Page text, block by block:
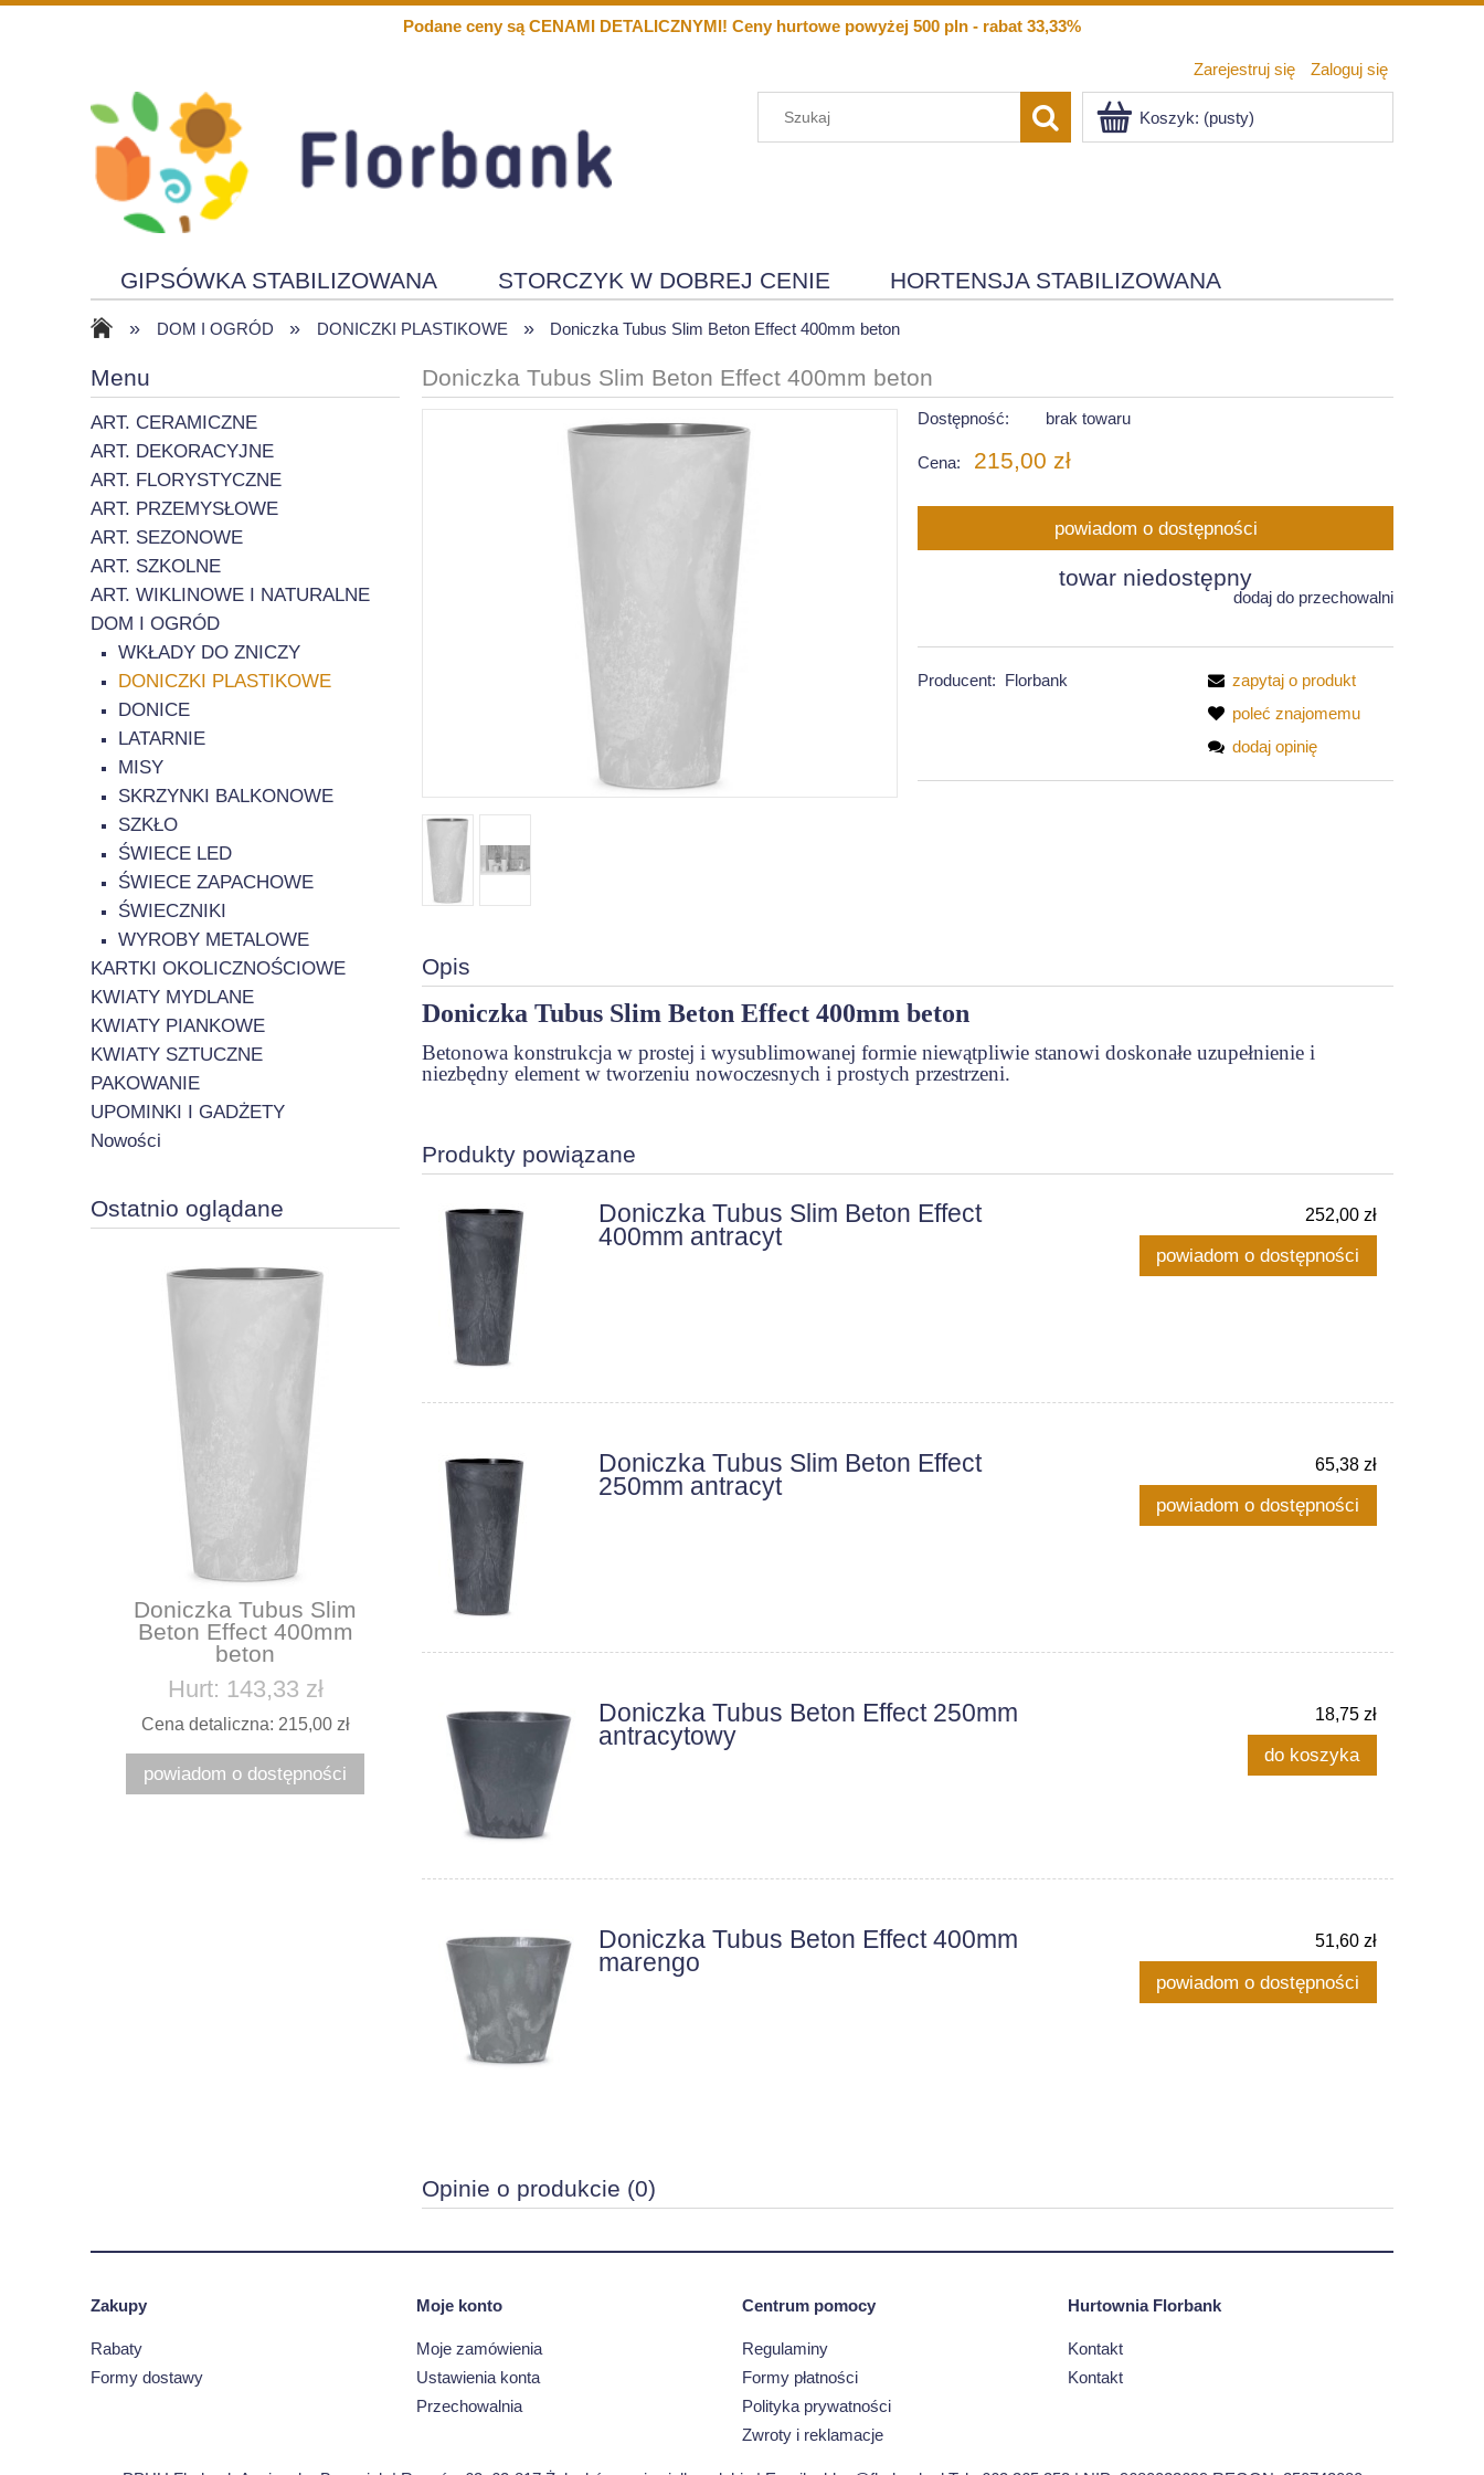
Podane ceny są CENAMI DETALICZNYMI! Ceny hurtowe powyżej 500 pln - rabat 33,33%
Zarejestruj się Zaloguj się
Koszyk: (pusty)
GIPSÓWKA STABILIZOWANA STORCZYK W DOBREJ CENIE HORTENSJA STABILIZOWANA
KWIATY PIANKOWE SOLARY Menu Nowości
» DOM I OGRÓD » DONICZKI PLASTIKOWE » Doniczka Tubus Slim Beton Effect 400mm beton
Menu
ART. CERAMICZNE
ART. DEKORACYJNE
ART. FLORYSTYCZNE
ART. PRZEMYSŁOWE
ART. SEZONOWE
ART. SZKOLNE
ART. WIKLINOWE I NATURALNE
DOM I OGRÓD
WKŁADY DO ZNICZY
DONICZKI PLASTIKOWE
DONICE
LATARNIE
MISY
SKRZYNKI BALKONOWE
SZKŁO
ŚWIECE LED
ŚWIECE ZAPACHOWE
ŚWIECZNIKI
WYROBY METALOWE
KARTKI OKOLICZNOŚCIOWE
KWIATY MYDLANE
KWIATY PIANKOWE
KWIATY SZTUCZNE
PAKOWANIE
UPOMINKI I GADŻETY
Nowości
Ostatnio oglądane
Doniczka Tubus Slim
Beton Effect 400mm
beton
Hurt: 143,33 zł
Cena detaliczna: 215,00 zł
powiadom o dostępności
Doniczka Tubus Slim Beton Effect 400mm beton
Dostępność: brak towaru
Cena: 215,00 zł
powiadom o dostępności
towar niedostępny
dodaj do przechowalni
Producent: Florbank
zapytaj o produkt
poleć znajomemu
dodaj opinię
Opis
Doniczka Tubus Slim Beton Effect 400mm beton
Betonowa konstrukcja w prostej i wysublimowanej formie niewątpliwie stanowi doskonałe uzupełnienie i
niezbędny element w tworzeniu nowoczesnych i prostych przestrzeni.
Produkty powiązane
Doniczka Tubus Slim Beton Effect
400mm antracyt
252,00 zł
powiadom o dostępności
Doniczka Tubus Slim Beton Effect
250mm antracyt
65,38 zł
powiadom o dostępności
Doniczka Tubus Beton Effect 250mm
antracytowy
18,75 zł
do koszyka
Doniczka Tubus Beton Effect 400mm
marengo
51,60 zł
powiadom o dostępności
Opinie o produkcie (0)
Zakupy
Rabaty
Formy dostawy
Moje konto
Moje zamówienia
Ustawienia konta
Przechowalnia
Centrum pomocy
Regulaminy
Formy płatności
Polityka prywatności
Zwroty i reklamacje
Hurtownia Florbank
Kontakt
Kontakt